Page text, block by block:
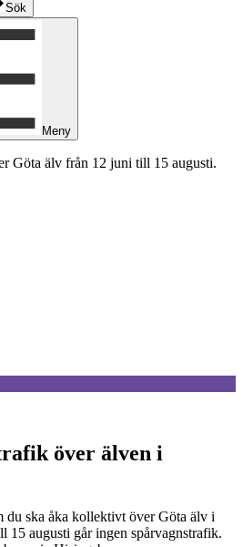
Sök
Meny
Göta älv från 12 juni till 15 augusti.
över älven i
du ska åka kollektivt över Göta älv i
15 augusti går ingen spårvagnstrafik.